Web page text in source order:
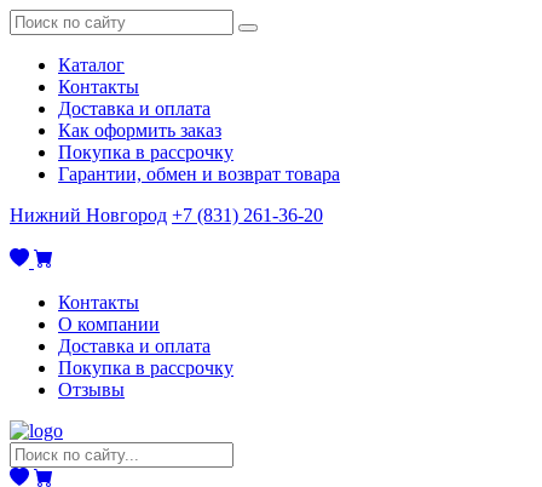
Каталог
Контакты
Доставка и оплата
Как оформить заказ
Покупка в рассрочку
Гарантии, обмен и возврат товара
Нижний Новгород +7 (831) 261-36-20
Контакты
О компании
Доставка и оплата
Покупка в рассрочку
Отзывы